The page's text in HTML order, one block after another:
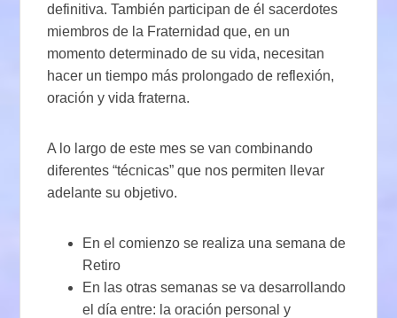
definitiva. También participan de él sacerdotes
miembros de la Fraternidad que, en un
momento determinado de su vida, necesitan
hacer un tiempo más prolongado de reflexión,
oración y vida fraterna.
A lo largo de este mes se van combinando
diferentes “técnicas” que nos permiten llevar
adelante su objetivo.
En el comienzo se realiza una semana de
Retiro
En las otras semanas se va desarrollando
el día entre: la oración personal y